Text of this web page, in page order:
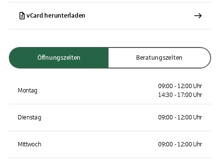
vCard herunterladen
Öffnungszeiten Beratungszeiten
Montag
09:00 - 12:00 Uhr
14:30 - 17:00 Uhr
Dienstag 09:00 - 12:00 Uhr
Mittwoch 09:00 - 12:00 Uhr